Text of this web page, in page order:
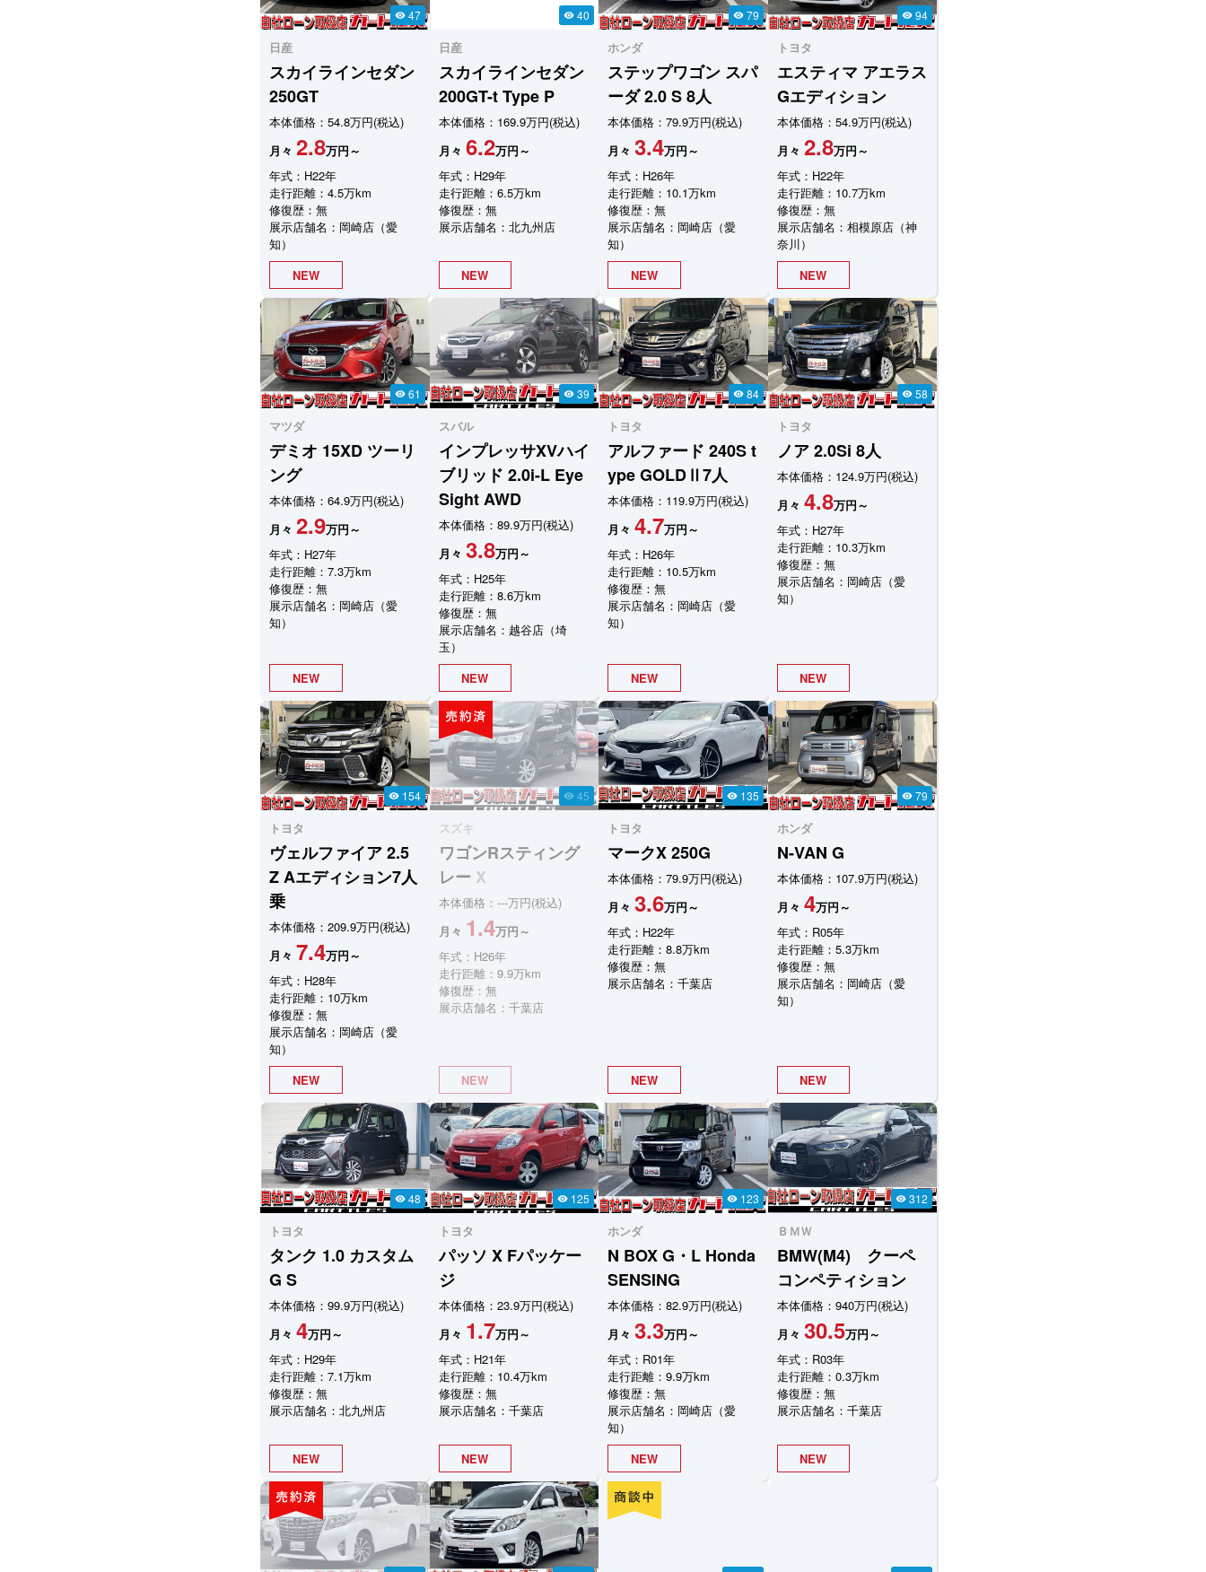
visibility 47
日産
スカイラインセダン
250GT
本体価格：54.8万円(税込)
月々 2.8万円～
年式：H22年
走行距離：4.5万km
修復歴：無
展示店舗名：岡崎店（愛
知）
NEW
visibility 40
日産
スカイラインセダン
200GT-t Type P
本体価格：169.9万円(税込)
月々 6.2万円～
年式：H29年
走行距離：6.5万km
修復歴：無
展示店舗名：北九州店
NEW
visibility 79
ホンダ
ステップワゴン スパ
ーダ2.0 S 8人
本体価格：79.9万円(税込)
月々 3.4万円～
年式：H26年
走行距離：10.1万km
修復歴：無
展示店舗名：岡崎店（愛
知）
NEW
visibility 94
トヨタ
エスティマ アエラス
Gエディション
本体価格：54.9万円(税込)
月々 2.8万円～
年式：H22年
走行距離：10.7万km
修復歴：無
展示店舗名：相模原店（神
奈川）
NEW
visibility 61
マツダ
デミオ 15XD ツーリ
ング
本体価格：64.9万円(税込)
月々 2.9万円～
年式：H27年
走行距離：7.3万km
修復歴：無
展示店舗名：岡崎店（愛
知）
NEW
visibility 39
スバル
インプレッサXVハイ
ブリッド 2.0i-L Eye
Sight AWD
本体価格：89.9万円(税込)
月々 3.8万円～
年式：H25年
走行距離：8.6万km
修復歴：無
展示店舗名：越谷店（埼
玉）
NEW
visibility 84
トヨタ
アルファード 240S t
ype GOLDⅡ7人
本体価格：119.9万円(税込)
月々 4.7万円～
年式：H26年
走行距離：10.5万km
修復歴：無
展示店舗名：岡崎店（愛
知）
NEW
visibility 58
トヨタ
ノア2.0Si 8人
本体価格：124.9万円(税込)
月々 4.8万円～
年式：H27年
走行距離：10.3万km
修復歴：無
展示店舗名：岡崎店（愛
知）
NEW
visibility 154
トヨタ
ヴェルファイア2.5
Z Aエディション7人
乗
本体価格：209.9万円(税込)
月々 7.4万円～
年式：H28年
走行距離：10万km
修復歴：無
展示店舗名：岡崎店（愛
知）
NEW
visibility 45
スズキ
ワゴンRスティング
レー X
本体価格：---万円(税込)
月々 1.4万円～
年式：H26年
走行距離：9.9万km
修復歴：無
展示店舗名：千葉店
NEW
visibility 135
トヨタ
マークX250G
本体価格：79.9万円(税込)
月々 3.6万円～
年式：H22年
走行距離：8.8万km
修復歴：無
展示店舗名：千葉店
NEW
visibility 79
ホンダ
N-VAN G
本体価格：107.9万円(税込)
月々 4万円～
年式：R05年
走行距離：5.3万km
修復歴：無
展示店舗名：岡崎店（愛
知）
NEW
visibility 48
トヨタ
タンク 1.0 カスタム
G S
本体価格：99.9万円(税込)
月々 4万円～
年式：H29年
走行距離：7.1万km
修復歴：無
展示店舗名：北九州店
NEW
visibility 125
トヨタ
パッソ X Fパッケー
ジ
本体価格：23.9万円(税込)
月々 1.7万円～
年式：H21年
走行距離：10.4万km
修復歴：無
展示店舗名：千葉店
NEW
visibility 123
ホンダ
N BOXG・L Honda
SENSING
本体価格：82.9万円(税込)
月々 3.3万円～
年式：R01年
走行距離：9.9万km
修復歴：無
展示店舗名：岡崎店（愛
知）
NEW
visibility 312
ＢＭＷ
BMW(M4) クーペ
コンペティション
本体価格：940万円(税込)
月々 30.5万円～
年式：R03年
走行距離：0.3万km
修復歴：無
展示店舗名：千葉店
NEW